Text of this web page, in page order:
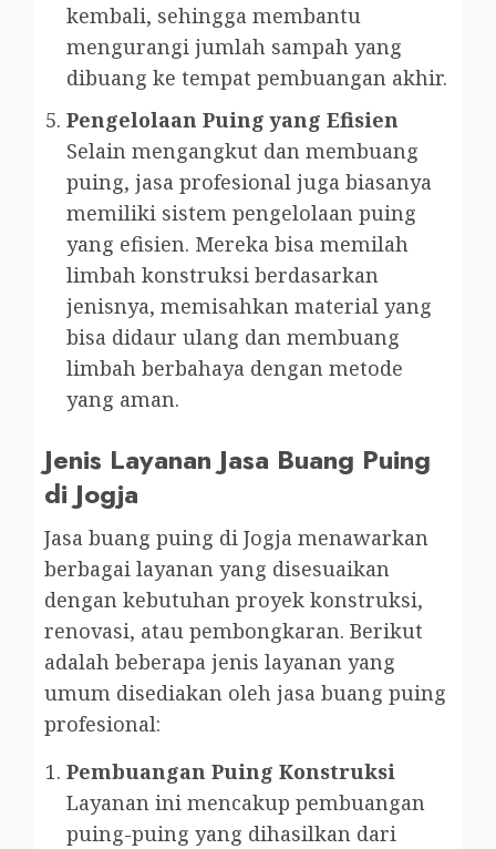
kembali, sehingga membantu
mengurangi jumlah sampah yang
dibuang ke tempat pembuangan akhir.
Pengelolaan Puing yang Efisien
Selain mengangkut dan membuang
puing, jasa profesional juga biasanya
memiliki sistem pengelolaan puing
yang efisien. Mereka bisa memilah
limbah konstruksi berdasarkan
jenisnya, memisahkan material yang
bisa didaur ulang dan membuang
limbah berbahaya dengan metode
yang aman.
Jenis Layanan Jasa Buang Puing
di Jogja
Jasa buang puing di Jogja menawarkan
berbagai layanan yang disesuaikan
dengan kebutuhan proyek konstruksi,
renovasi, atau pembongkaran. Berikut
adalah beberapa jenis layanan yang
umum disediakan oleh jasa buang puing
profesional:
Pembuangan Puing Konstruksi
Layanan ini mencakup pembuangan
puing-puing yang dihasilkan dari